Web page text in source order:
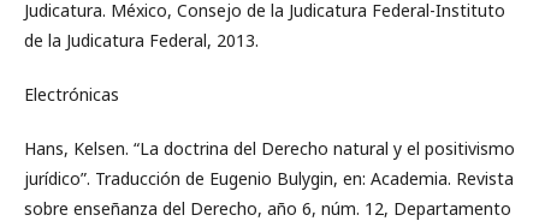
Judicatura. México, Consejo de la Judicatura Federal-Instituto
de la Judicatura Federal, 2013.
Electrónicas
Hans, Kelsen. “La doctrina del Derecho natural y el positivismo
jurídico”. Traducción de Eugenio Bulygin, en: Academia. Revista
sobre enseñanza del Derecho, año 6, núm. 12, Departamento